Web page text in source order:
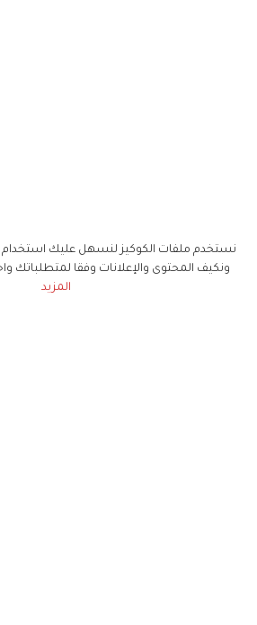
نستخدم ملفات الكوكيز لنسهل عليك استخدام
ونكيف المحتوى والإعلانات وفقا لمتطلباتك
المزيد